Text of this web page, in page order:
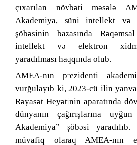
çıxarılan növbəti məsələ
Akademiya, süni intellekt və
şöbəsinin bazasında
intellekt və elektron
yaradılması haqqında olub.
AMEA-nın prezidenti
vurğulayıb ki, 2023-cü ilin
Rəyasət Heyətinin aparatında
dünyanın çağırışlarına
Akademiya” şöbəsi
müvafiq olaraq AMEA-nın